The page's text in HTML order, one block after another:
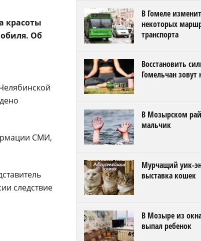
красоты
Об
СМИ,
следствие
В Гомеле
некоторых
транспорта
Восстановить
Гомельчан
В Мозырском
мальчик
Мурчащий уик-
выставка кошек
В Мозыре из
выпал ребенок